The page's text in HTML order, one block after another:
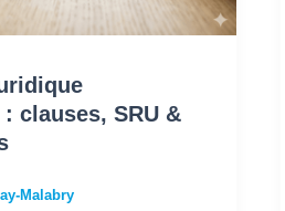
clauses, SRU &
Malabry